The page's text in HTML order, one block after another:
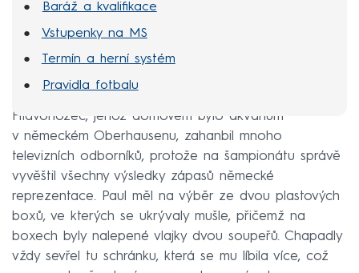
Baráž a kvalifikace
Vstupenky na MS
Termín a herní systém
Pravidla fotbalu
Hlavonožec, jehož domovem bylo akvárium
v německém Oberhausenu, zahanbil mnoho
televizních odborníků, protože na šampionátu správě
vyvěštil všechny výsledky zápasů německé
reprezentace. Paul měl na výběr ze dvou plastových
boxů, ve kterých se ukrývaly mušle, přičemž na
boxech byly nalepené vlajky dvou soupeřů. Chapadly
vždy sevřel tu schránku, která se mu líbila více, což